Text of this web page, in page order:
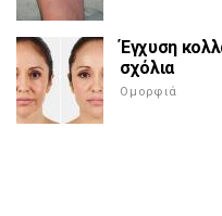
Έγχυση
σχόλια
Ομορφιά